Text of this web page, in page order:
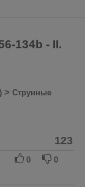
134b - II.
> Струнные
123
0 0